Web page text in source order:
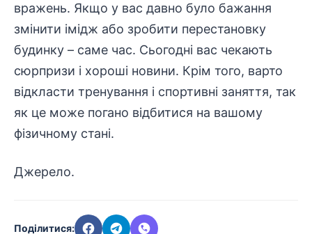
вражень. Якщо у вас давно було бажання
змінити імідж або зробити перестановку
будинку – саме час. Сьогодні вас чекають
сюрпризи і хороші новини. Крім того, варто
відкласти тренування і спортивні заняття, так
як це може погано відбитися на вашому
фізичному стані.
Джерело.
Поділитися: